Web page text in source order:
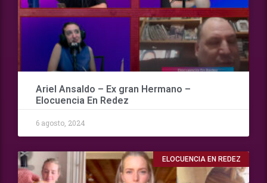
Ariel Ansaldo – Ex gran Hermano –
Elocuencia En Redez
6 agosto, 2024
ELOCUENCIA EN REDEZ